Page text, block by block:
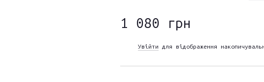
1 080 грн
Увійти для відображення